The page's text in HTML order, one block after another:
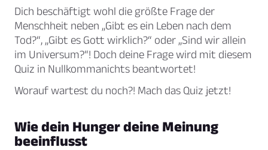
Dich beschäftigt wohl die größte Frage der
Menschheit neben „Gibt es ein Leben nach dem
Tod?“, „Gibt es Gott wirklich?“ oder „Sind wir allein
im Universum?“! Doch deine Frage wird mit diesem
Quiz in Nullkommanichts beantwortet!
Worauf wartest du noch?! Mach das Quiz jetzt!
Wie dein Hunger deine Meinung
beeinflusst